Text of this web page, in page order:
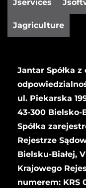
Jservices
Jagriculture
Jantar Spółka z
ul. Piekarska
43-300 Bielsko-
Spółka
Rejestrze
Bielsku-Białej,
Krajowego
numerem: KRS